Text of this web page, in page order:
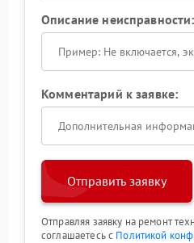
Описание неисправности:
Комментарий к заявке:
Отправить заявку
Отправляя заявку на ремонт
соглашаетесь с Политикой